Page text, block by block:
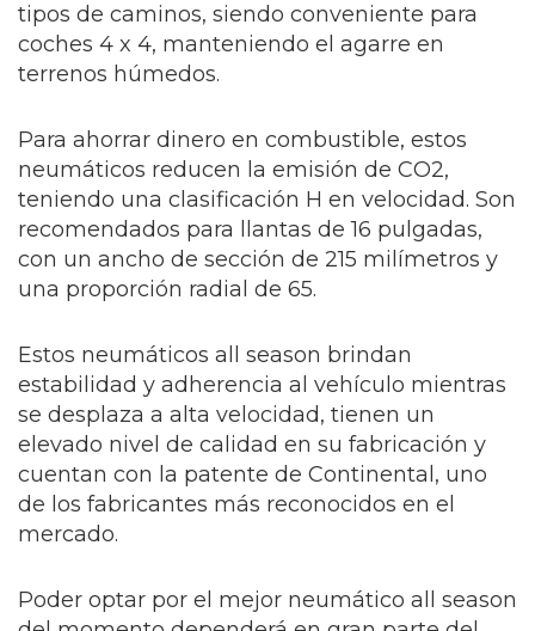
tipos de caminos, siendo conveniente para
coches 4 x 4, manteniendo el agarre en
terrenos húmedos.
Para ahorrar dinero en combustible, estos
neumáticos reducen la emisión de CO2,
teniendo una clasificación H en velocidad. Son
recomendados para llantas de 16 pulgadas,
con un ancho de sección de 215 milímetros y
una proporción radial de 65.
Estos neumáticos all season brindan
estabilidad y adherencia al vehículo mientras
se desplaza a alta velocidad, tienen un
elevado nivel de calidad en su fabricación y
cuentan con la patente de Continental, uno
de los fabricantes más reconocidos en el
mercado.
Poder optar por el mejor neumático all season